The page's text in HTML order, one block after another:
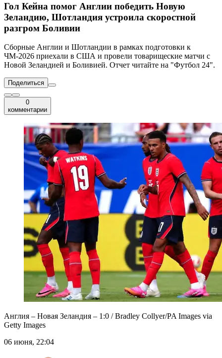
Гол Кейна помог Англии победить Новую
Зеландию, Шотландия устроила скоростной
разгром Боливии
Сборные Англии и Шотландии в рамках подготовки к
ЧМ-2026 приехали в США и провели товарищеские матчи с
Новой Зеландией и Боливией. Отчет читайте на "Футбол 24".
Поделиться
0
комментарии
Англия – Новая Зеландия – 1:0 / Bradley Collyer/PA Images via
Getty Images
06 июня, 22:04